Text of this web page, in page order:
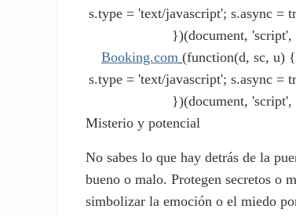
s.type = 'text/javascript'; s.async =
})(document,
Booking.com (function(d, sc, u)
s.type = 'text/javascript'; s.async =
})(document,
Misterio y potencial
No sabes lo que hay detrás de la
bueno o malo. Protegen secretos o
simbolizar la emoción o el miedo